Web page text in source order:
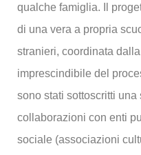
qualche famiglia. Il
di una vera a propria
stranieri, coordinata
imprescindibile del
sono stati sottoscritti
collaborazioni con enti
sociale (associazioni